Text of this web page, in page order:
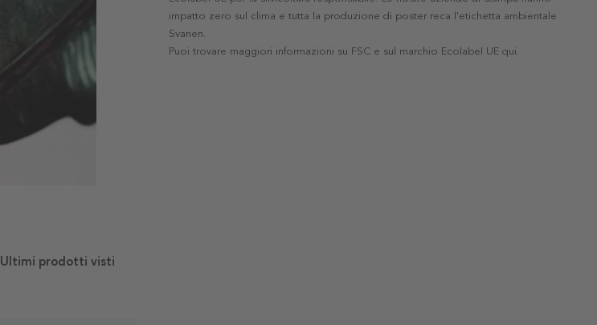
impatto zero sul clima e tutta la produzione di poster reca l'etichetta ambientale
Svanen.
Puoi trovare maggiori informazioni su FSC e sul marchio Ecolabel UE qui.
Ultimi prodotti visti